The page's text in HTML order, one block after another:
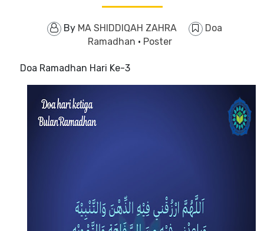
By MA SHIDDIQAH ZAHRA
Doa
Ramadhan · Poster
Doa Ramadhan Hari Ke-3